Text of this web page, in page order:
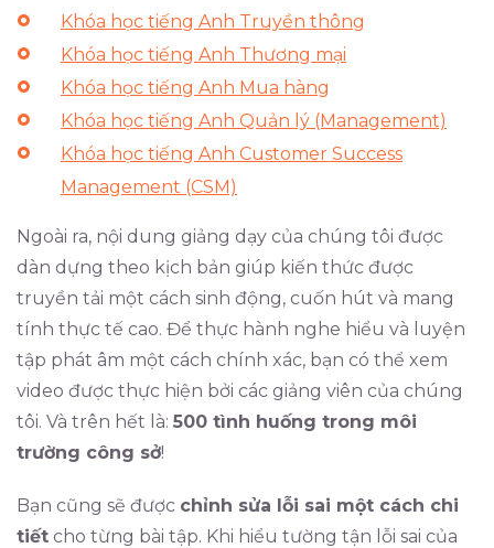
Khóa học tiếng Anh Truyền thông
Khóa học tiếng Anh Thương mại
Khóa học tiếng Anh Mua hàng
Khóa học tiếng Anh Quản lý (Management)
Khóa học tiếng Anh Customer Success
Management (CSM)
Ngoài ra, nội dung giảng dạy của chúng tôi được
dàn dựng theo kịch bản giúp kiến thức được
truyền tải một cách sinh động, cuốn hút và mang
tính thực tế cao. Để thực hành nghe hiểu và luyện
tập phát âm một cách chính xác, bạn có thể xem
video được thực hiện bởi các giảng viên của chúng
tôi. Và trên hết là: 500 tình huống trong môi
trường công sở!
Bạn cũng sẽ được chỉnh sửa lỗi sai một cách chi
tiết cho từng bài tập. Khi hiểu tường tận lỗi sai của